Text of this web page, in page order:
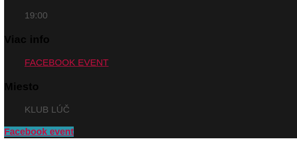
19:00
Viac info
FACEBOOK EVENT
Miesto
KLUB LÚČ
Facebook event